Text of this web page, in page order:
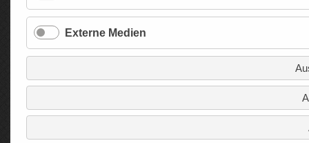
Externe Medien